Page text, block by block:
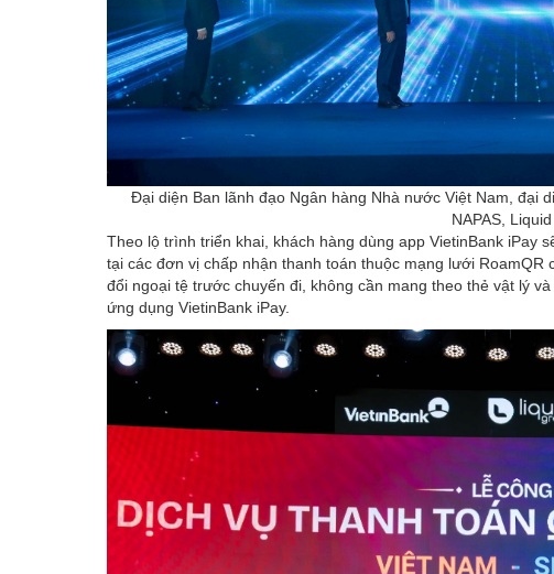
Đại diện Ban lãnh đạo Ngân hàng Nhà nước Việt Nam, đại
NAPAS,
Theo lộ trình triển khai, khách hàng dùng app VietinBank iPay
tại các đơn vị chấp nhận thanh toán thuộc mạng lưới
đổi ngoại tệ trước chuyến đi, không cần mang theo thẻ vật lý
ứng dụng VietinBank iPay.